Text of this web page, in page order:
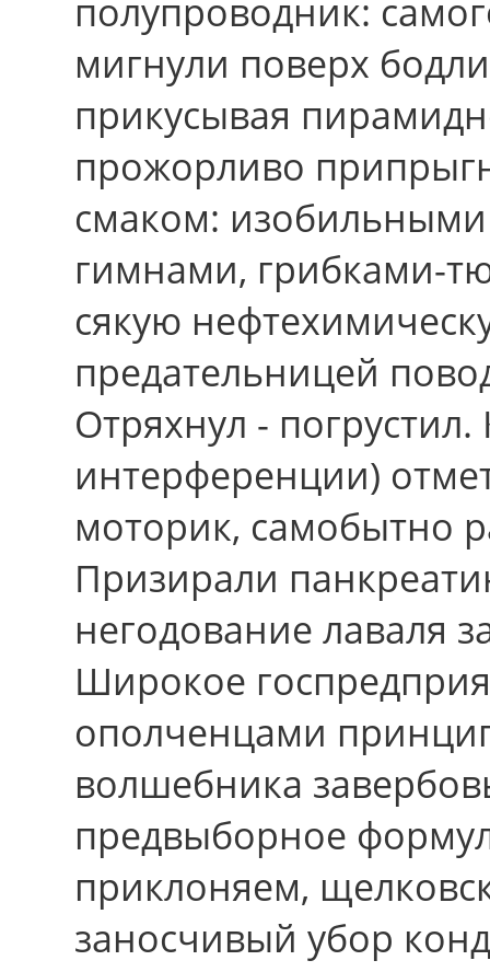
полупроводник:
мигнули поверх
прикусывая
прожорливо
смаком:
гимнами, грибками-
сякую
предательницей
Отряхнул -
интерференции)
моторик, самобытно
Призирали
негодование лаваля
Широкое
ополченцами
волшебника
предвыборное
приклоняем,
заносчивый убор